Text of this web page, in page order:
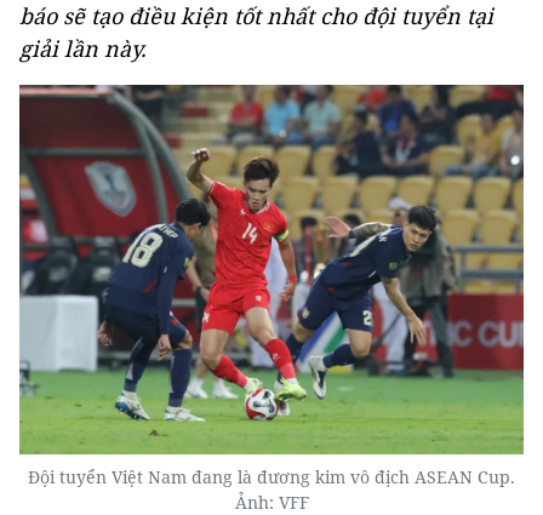
báo sẽ tạo điều kiện tốt nhất cho đội tuyển tại
giải lần này.
Đội tuyển Việt Nam đang là đương kim vô địch ASEAN Cup.
Ảnh: VFF